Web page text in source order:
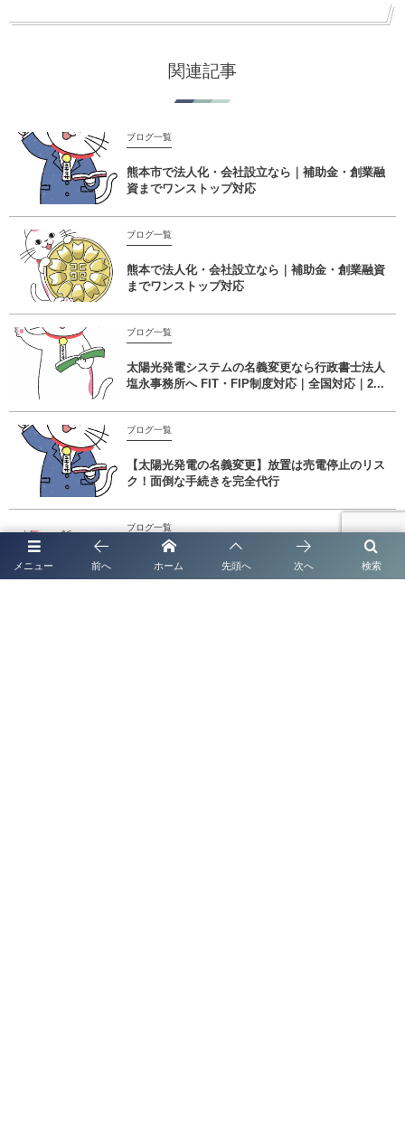
関連記事
ブログ一覧
熊本市で法人化・会社設立なら｜補助金・創業融
資までワンストップ対応
ブログ一覧
熊本で法人化・会社設立なら｜補助金・創業融資
までワンストップ対応
ブログ一覧
太陽光発電システムの名義変更なら行政書士法人
塩永事務所へ FIT・FIP制度対応｜全国対応｜2...
ブログ一覧
【太陽光発電の名義変更】放置は売電停止のリス
ク！面倒な手続きを完全代行
ブログ一覧
【2026年最新】「金属盗対策法」施行に伴う特定
金属くず買受業の届出とは？認定経営革新等支援
メニュー 検索
前へ ホーム 先頭へ 次へ